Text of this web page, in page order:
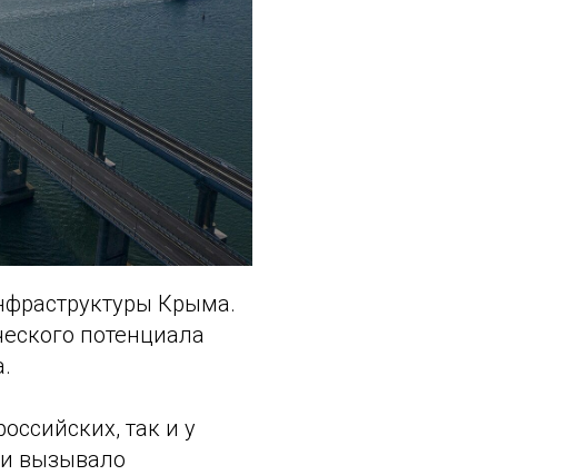
Крыма.
потенциала
так и у
вызывало